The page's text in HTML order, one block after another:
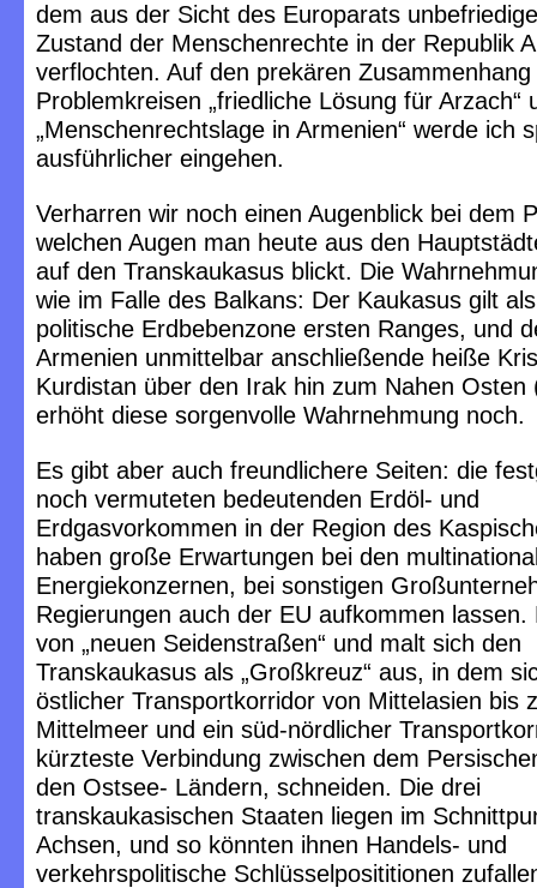
dem aus der Sicht des Europarats
Zustand der Menschenrechte in der Republik
verflochten. Auf den prekären
Problemkreisen „friedliche Lösung für Arzach“
„Menschenrechtslage in Armenien“ werde ich
ausführlicher eingehen.
Verharren wir noch einen Augenblick bei dem
welchen Augen man heute aus den
auf den Transkaukasus blickt. Die
wie im Falle des Balkans: Der Kaukasus gilt
politische Erdbebenzone ersten Ranges, und
Armenien unmittelbar anschließende heiße
Kurdistan über den Irak hin zum Nahen Osten
erhöht diese sorgenvolle Wahrnehmung noch.
Es gibt aber auch freundlichere Seiten: die
noch vermuteten bedeutenden Erdöl- und
Erdgasvorkommen in der Region des
haben große Erwartungen bei den
Energiekonzernen, bei sonstigen
Regierungen auch der EU aufkommen
von „neuen Seidenstraßen“ und malt sich den
Transkaukasus als „Großkreuz“ aus, in dem
östlicher Transportkorridor von Mittelasien bis
Mittelmeer und ein süd-nördlicher
kürzteste Verbindung zwischen dem
den Ostsee- Ländern, schneiden. Die drei
transkaukasischen Staaten liegen im
Achsen, und so könnten ihnen Handels- und
verkehrspolitische Schlüsselposititionen